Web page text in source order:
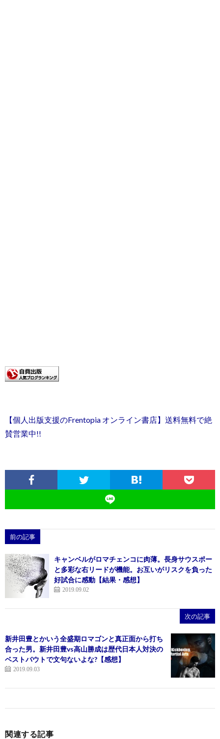
【個人出版支援のFrentopia オンライン書店】送料無料で絶
賛営業中!!
前の記事
キャンベルがロマチェンコに肉薄。長身サウスポー
と多彩な右リードが機能。お互いがリスクを負った
好試合に感動【結果・感想】
2019.09.02
次の記事
新井田豊とかいう全盛期ロマゴンと真正面から打ち
合った男。新井田豊vs高山勝成は歴代日本人対決の
ベストバウトで文句ないよな?【感想】
2019.09.03
関連する記事